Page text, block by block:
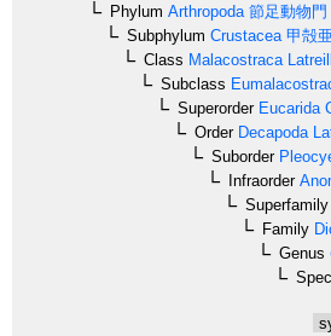
Phylum Arthropoda 節足動物門
Subphylum Crustacea 甲殻
Class Malacostraca
Subclass
SuperorderEucarida
OrderDecapoda
Suborder
Infraorder
Superfamily
Family
Genus